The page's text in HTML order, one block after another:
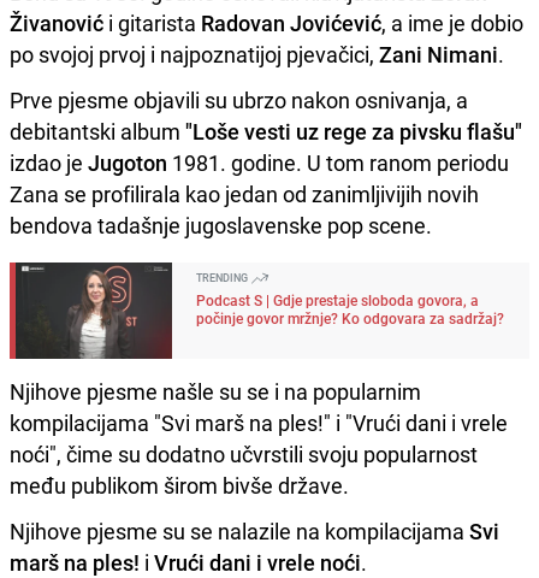
Živanović i gitarista Radovan Jovićević, a ime je dobio
po svojoj prvoj i najpoznatijoj pjevačici, Zani Nimani.
Prve pjesme objavili su ubrzo nakon osnivanja, a
debitantski album "Loše vesti uz rege za pivsku flašu"
izdao je Jugoton 1981. godine. U tom ranom periodu
Zana se profilirala kao jedan od zanimljivijih novih
bendova tadašnje jugoslavenske pop scene.
TRENDING
Podcast S | Gdje prestaje sloboda govora, a
počinje govor mržnje? Ko odgovara za sadržaj?
Njihove pjesme našle su se i na popularnim
kompilacijama "Svi marš na ples!" i "Vrući dani i vrele
noći", čime su dodatno učvrstili svoju popularnost
među publikom širom bivše države.
Njihove pjesme su se nalazile na kompilacijama Svi
marš na ples! i Vrući dani i vrele noći.